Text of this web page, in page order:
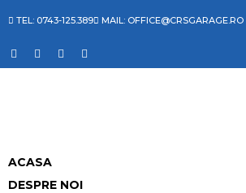
TEL: 0743-125.389 MAIL: OFFICE@CRSGARAGE.RO
ACASA
DESPRE NOI